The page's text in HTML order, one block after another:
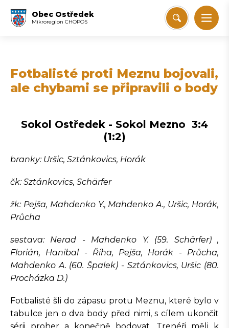
Obec Ostředek
Mikroregion CHOPOS
Fotbalisté proti Meznu bojovali,
ale chybami se připravili o body
Sokol Ostředek - Sokol Mezno 3:4
(1:2)
branky: Uršic, Sztánkovics, Horák
čk: Sztánkovics, Schärfer
žk: Pejša, Mahdenko Y., Mahdenko A., Uršic, Horák,
Průcha
sestava: Nerad - Mahdenko Y. (59. Schärfer) ,
Florián, Hanibal - Říha, Pejša, Horák - Průcha,
Mahdenko A. (60. Špalek) - Sztánkovics, Uršic (80.
Procházka D.)
Fotbalisté šli do zápasu protu Meznu, které bylo v
tabulce jen o dva body před nimi, s cílem ukončit